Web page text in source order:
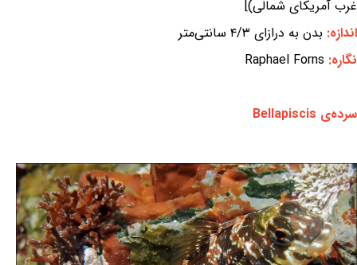
غرب آمریکای شمالی)]
اندازه: بدن به درازای ۴/۳ سانتی‌متر
نگاره: Raphael Forns
سرده‌ی Bellapiscis